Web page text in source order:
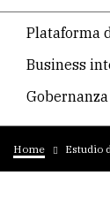
Plataforma
Business
Home Estudio